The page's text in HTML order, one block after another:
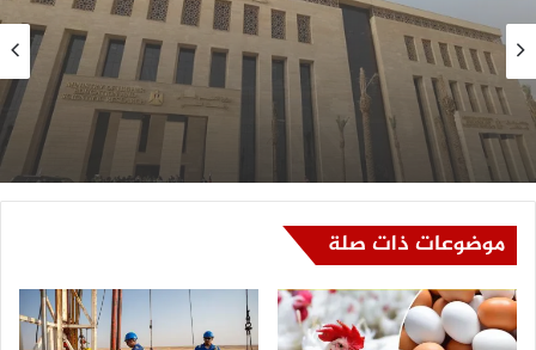
سلايد
الخميس, 6 أغسطس, 2026 , 1:08 م
التعليم العالي: استمرار تسجيل رغبات المرحلة
الأولى لتنسيق الجامعات
موضوعات ذات صلة